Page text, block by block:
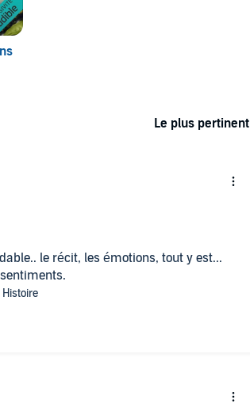
Le plus pertinent
le récit, les émotions, tout y est...